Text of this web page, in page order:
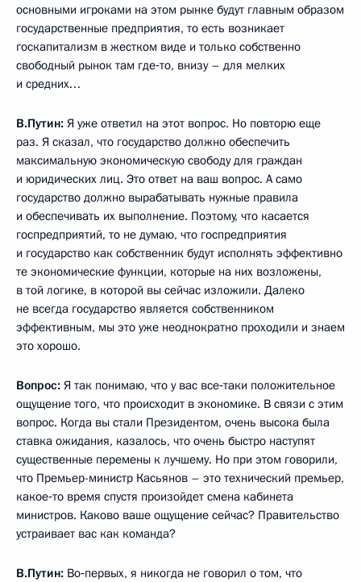
основными игроками на этом рынке будут главным образом
государственные предприятия, то есть возникает
госкапитализм в жестком виде и только собственно
свободный рынок там где‑то, внизу – для мелких
и средних…
В.Путин: Я уже ответил на этот вопрос. Но повторю еще
раз. Я сказал, что государство должно обеспечить
максимальную экономическую свободу для граждан
и юридических лиц. Это ответ на ваш вопрос. А само
государство должно вырабатывать нужные правила
и обеспечивать их выполнение. Поэтому, что касается
госпредприятий, то не думаю, что госпредприятия
и государство как собственник будут исполнять эффективно
те экономические функции, которые на них возложены,
в той логике, в которой вы сейчас изложили. Далеко
не всегда государство является собственником
эффективным, мы это уже неоднократно проходили и знаем
это хорошо.
Вопрос: Я так понимаю, что у вас все‑таки положительное
ощущение того, что происходит в экономике. В связи с этим
вопрос. Когда вы стали Президентом, очень высока была
ставка ожидания, казалось, что очень быстро наступят
существенные перемены к лучшему. Но при этом говорили,
что Премьер-министр Касьянов – это технический премьер,
какое‑то время спустя произойдет смена кабинета
министров. Каково ваше ощущение сейчас? Правительство
устраивает вас как команда?
В.Путин: Во‑первых, я никогда не говорил о том, что